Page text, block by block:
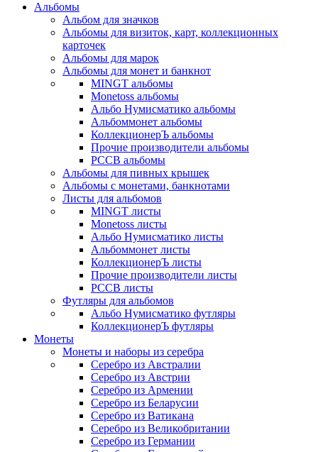
Альбомы
Альбом для значков
Альбомы для визиток, карт, коллекционных
карточек
Альбомы для марок
Альбомы для монет и банкнот
MINGT альбомы
Monetoss альбомы
Альбо Нумисматико альбомы
Альбоммонет альбомы
КоллекционерЪ альбомы
Прочие производители альбомы
РССВ альбомы
Альбомы для пивных крышек
Альбомы с монетами, банкнотами
Листы для альбомов
MINGT листы
Monetoss листы
Альбо Нумисматико листы
Альбоммонет листы
КоллекционерЪ листы
Прочие производители листы
РССВ листы
Футляры для альбомов
Альбо Нумисматико футляры
КоллекционерЪ футляры
Монеты
Монеты и наборы из серебра
Серебро из Австралии
Серебро из Австрии
Серебро из Армении
Серебро из Беларусии
Серебро из Ватикана
Серебро из Великобритании
Серебро из Германии